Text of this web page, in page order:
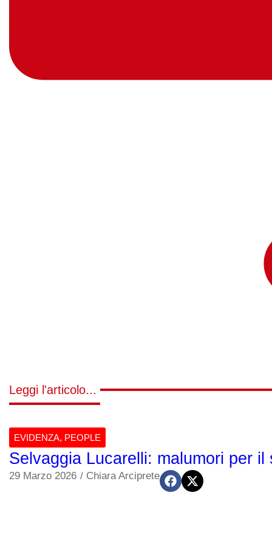
Leggi l'articolo...
EVIDENZA, PEOPLE
Selvaggia Lucarelli: malumori per
29 Marzo 2026 / Chiara Arciprete